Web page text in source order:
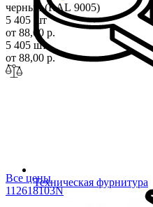
Техническая фурнитура
черный (RAL 9005)
5 405 шт
от 88,00 р.
5 405 шт
от 88,00 р.
Все цены
112618103N